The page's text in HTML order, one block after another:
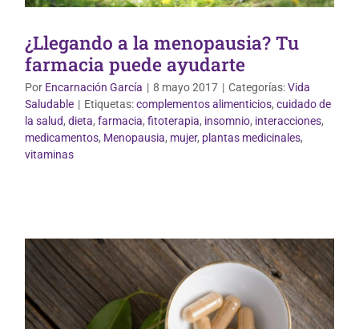
¿Llegando a la menopausia? Tu
farmacia puede ayudarte
Por Encarnación García | 8 mayo 2017 | Categorías:Vida
Saludable | Etiquetas:complementos alimenticios, cuidado de
la salud, dieta, farmacia, fitoterapia, insomnio, interacciones,
medicamentos, Menopausia, mujer, plantas medicinales,
vitaminas
Plantas Medicinales